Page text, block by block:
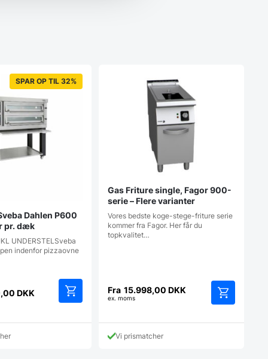
SPAR OP TIL 32%
Dahlen P600
pr. dæk
UNDERSTELSveba
indenfor pizzaovne
DKK
Gas Friture single, Fagor 900-
serie – Flere varianter
Vores bedste koge-stege-friture serie
kommer fra Fagor. Her får du
topkvalitet…
Fra 15.998,00 DKK
ex. moms
vare
Vi prismatcher